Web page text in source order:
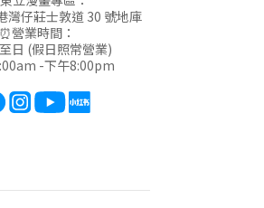
灣仔莊士敦道 30 號地庫
⏰營業時間：
日 (假日照常營業)
-下午8:00pm